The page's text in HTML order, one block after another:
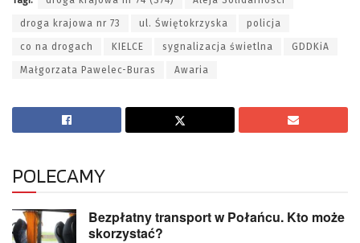
droga krajowa nr 73 ul. Świętokrzyska policja
co na drogach KIELCE sygnalizacja świetlna GDDKiA
Małgorzata Pawelec-Buras Awaria
POLECAMY
Bezpłatny transport w Połańcu. Kto może
skorzystać?